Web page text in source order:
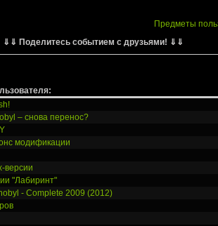
Предметы
⇓⇓ Поделитесь событием с друзьями! ⇓⇓
– снова перенос?
модификации
версии
"Лабиринт"
- Complete 2009 (2012)